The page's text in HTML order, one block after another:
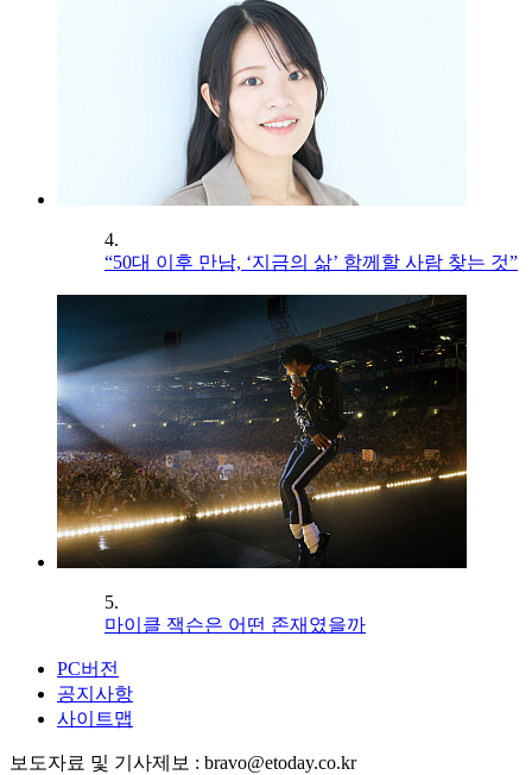
4.
“50대 이후 만남, ‘지금의 삶’ 함께할 사람 찾는 것”
5.
마이클 잭슨은 어떤 존재였을까
PC버전
공지사항
사이트맵
보도자료 및 기사제보 : bravo@etoday.co.kr